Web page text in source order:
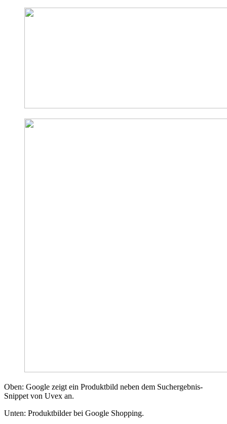
Oben: Google zeigt ein Produktbild neben dem Suchergebnis-
Snippet von Uvex an.
Unten: Produktbilder bei Google Shopping.